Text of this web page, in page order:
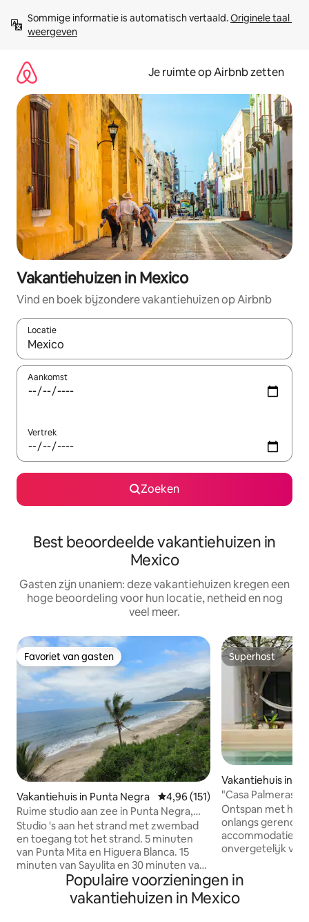
direct
naar
Sommige informatie is automatisch vertaald. Originele taal
weergeven
Je ruimte op Airbnb zetten
Vakantiehuizen in Mexico
Vind en boek bijzondere vakantiehuizen op Airbnb
Locatie
Wanneer er suggesties beschikbaar zijn, maak je een keuze
Aankomst
Vertrek
Zoeken
Best beoordeelde vakantiehuizen in
Mexico
Gasten zijn unaniem: deze vakantiehuizen kregen een
hoge beoordeling voor hun locatie, netheid en nog
veel meer.
Favoriet van gasten
Favoriet van gasten
Vakantiehuis in Punta Negra Gemiddelde beoordeling van
4,96 (151)
Ruime studio aan zee in Punta Negra,
Litubu
Studio 's aan het strand met zwembad
en toegang tot het strand. 5 minuten
van Punta Mita en Higuera Blanca. 15
minuten van Sayulita en 30 minuten van
Bucerias. 45 min naar de internationale
luchthaven zonder verkeer. Dichtbij de
beste surfplekken in de baai. Strand van
Superhost
Superhost
Vakantiehuis in
"Casa Palmeras"
privézwembad
Ontspan met het
onlangs
accommodatie,
onvergetelijk
van het
Mérida met de
van de
Populaire voorzieningen in
vakantiehuizen in Mexico